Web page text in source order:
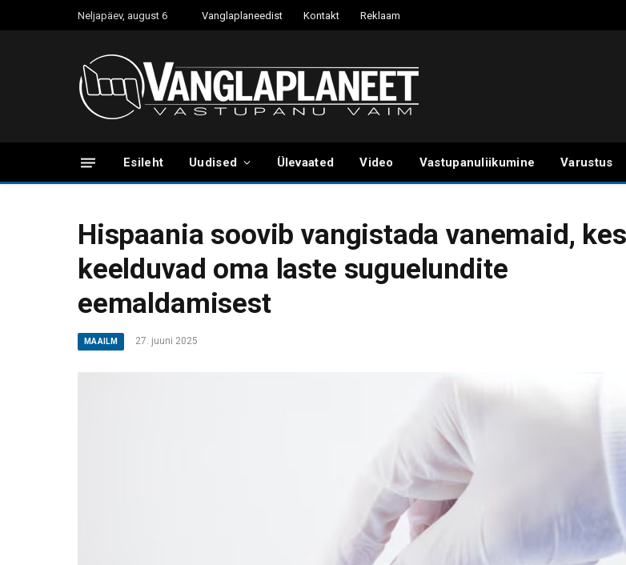
Neljapäev, august 6 Vanglaplaneedist Kontakt Reklaam
Esileht Uudised Ülevaated Video Vastupanuliikumine Varustus
Hispaania soovib vangistada vanemaid, kes
keelduvad oma laste suguelundite
eemaldamisest
MAAILM 27. juuni 2025